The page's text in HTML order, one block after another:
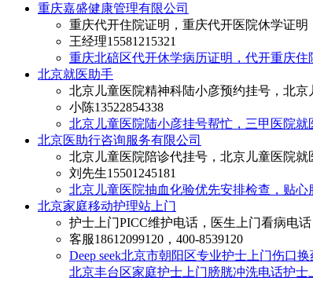
重庆嘉盛健康管理有限公司
重庆代开住院证明，重庆代开医院休学证
王经理15581215321
重庆北碚区代开休学病历证明，代开重庆住
北京就医助手
北京儿童医院精神科陆小彦预约挂号，北
小陈13522854338
北京儿童医院陆小彦挂号帮忙，三甲医院就
北京医助行咨询服务有限公司
北京儿童医院陪诊代挂号，北京儿童医院就
刘先生15501245181
北京儿童医院抽血化验优先安排检查，贴心
北京家庭移动护理站上门
护士上门PICC维护电话，医生上门看病电
客服18612099120，400-8539120
Deep seek北京市朝阳区专业护士上门伤口
北京丰台区家庭护士上门膀胱冲洗电话护士